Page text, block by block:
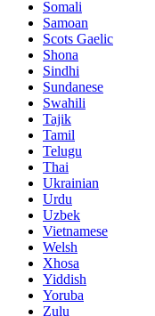
Somali
Samoan
Scots Gaelic
Shona
Sindhi
Sundanese
Swahili
Tajik
Tamil
Telugu
Thai
Ukrainian
Urdu
Uzbek
Vietnamese
Welsh
Xhosa
Yiddish
Yoruba
Zulu